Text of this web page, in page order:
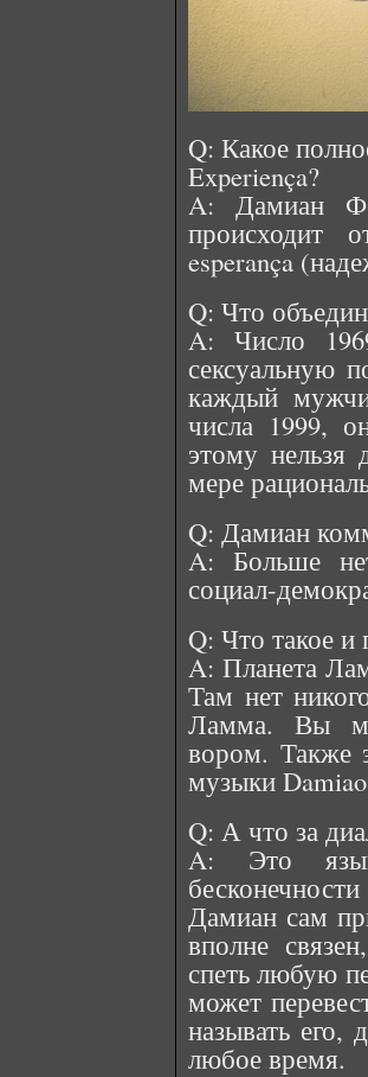
Q: Какое
Experiença?
A: Дамиан
происходит
esperança
Q: Что
A: Число
сексуальную
каждый
числа 1999,
этому нельзя
мере
Q: Дамиан
A: Больше
социал-
Q: Что такое и
A: Планета
Там нет
Ламма. Вы
вором. Также
музыки
Q: А что за
A: Это
Дамиан сам
вполне
спеть любую
может
называть его,
любое время.